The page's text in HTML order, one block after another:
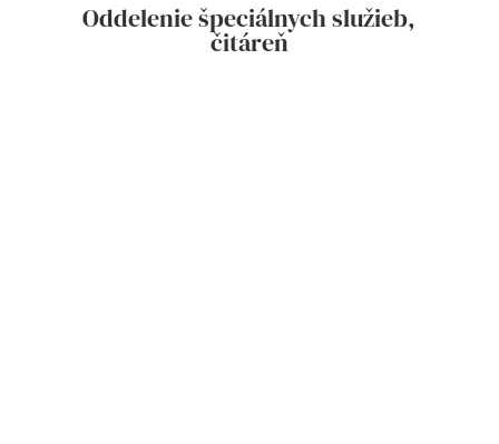
Oddelenie špeciálnych služieb,
čitáreň